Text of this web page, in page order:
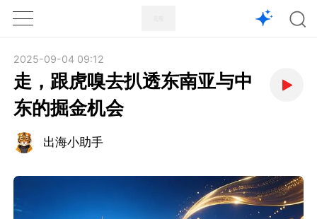
1X
2025-09-04 09:12
走，跟虎嗅去扒透东南亚与中
东的掘金机会
出海小助手